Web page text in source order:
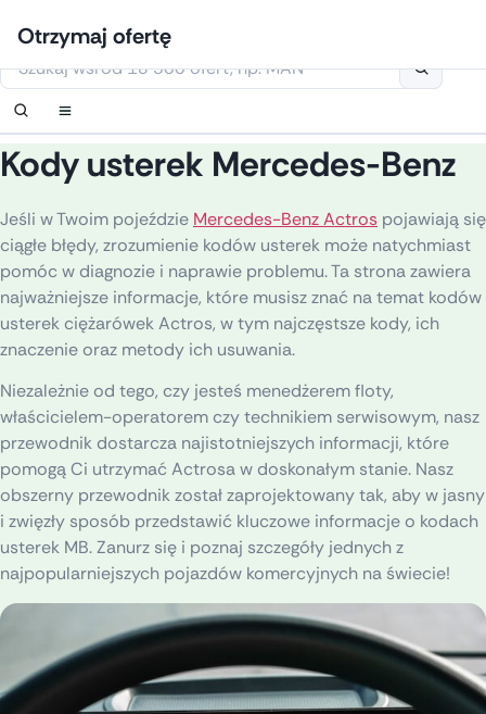
do
treści
Kody usterek Mercedes-Benz
Jeśli w Twoim pojeździe Mercedes-Benz Actros pojawiają się
ciągłe błędy, zrozumienie kodów usterek może natychmiast
pomóc w diagnozie i naprawie problemu. Ta strona zawiera
najważniejsze informacje, które musisz znać na temat kodów
usterek ciężarówek Actros, w tym najczęstsze kody, ich
znaczenie oraz metody ich usuwania.
Niezależnie od tego, czy jesteś menedżerem floty,
właścicielem-operatorem czy technikiem serwisowym, nasz
przewodnik dostarcza najistotniejszych informacji, które
pomogą Ci utrzymać Actrosa w doskonałym stanie. Nasz
obszerny przewodnik został zaprojektowany tak, aby w jasny
i zwięzły sposób przedstawić kluczowe informacje o kodach
usterek MB. Zanurz się i poznaj szczegóły jednych z
najpopularniejszych pojazdów komercyjnych na świecie!
Zaloguj się
Ustaw powiadomienie
Niniejsza strona korzysta z plików cookie
Skontaktuj się z nami
Zamówić oddzwonienie
Otrzymaj ofertę
Ustaw powiadomienie